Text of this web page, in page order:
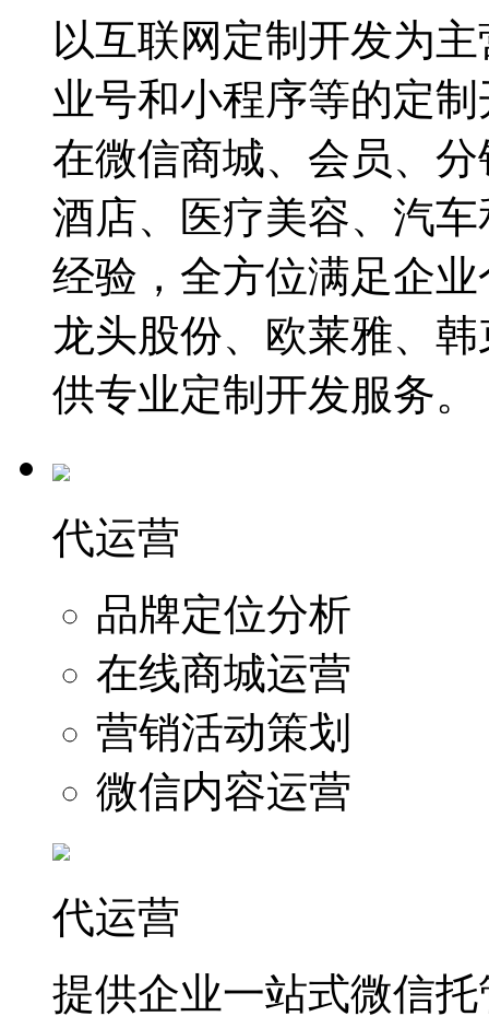
以互联网定制开发为
业号和小程序等的定
在微信商城、会员、
酒店、医疗美容、汽
经验，全方位满足企
龙头股份、欧莱雅、
供专业定制开发服务。
代运营
品牌定位分析
在线商城运营
营销活动策划
微信内容运营
代运营
提供企业一站式微信